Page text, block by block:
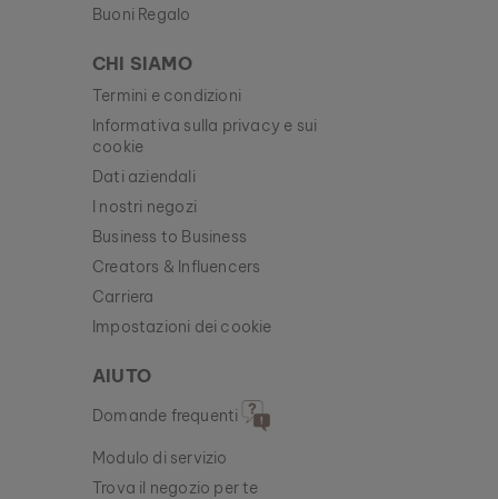
Buoni Regalo
CHI SIAMO
Termini e condizioni
Informativa sulla privacy e sui
cookie
Dati aziendali
I nostri negozi
Business to Business
Creators & Influencers
Carriera
Impostazioni dei cookie
AIUTO
Domande frequenti
Modulo di servizio
Trova il negozio per te